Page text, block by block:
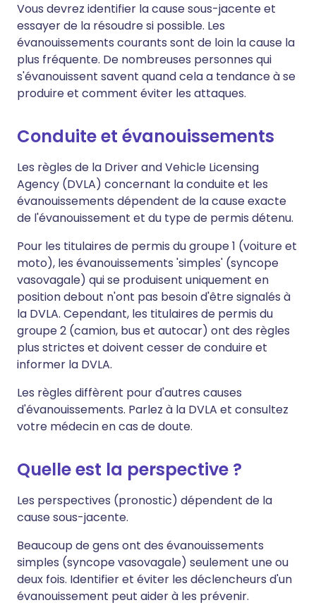
Vous devrez identifier la cause sous-jacente et
essayer de la résoudre si possible. Les
évanouissements courants sont de loin la cause la
plus fréquente. De nombreuses personnes qui
s'évanouissent savent quand cela a tendance à se
produire et comment éviter les attaques.
Conduite et évanouissements
Les règles de la Driver and Vehicle Licensing
Agency (DVLA) concernant la conduite et les
évanouissements dépendent de la cause exacte
de l'évanouissement et du type de permis détenu.
Pour les titulaires de permis du groupe 1 (voiture et
moto), les évanouissements 'simples' (syncope
vasovagale) qui se produisent uniquement en
position debout n'ont pas besoin d'être signalés à
la DVLA. Cependant, les titulaires de permis du
groupe 2 (camion, bus et autocar) ont des règles
plus strictes et doivent cesser de conduire et
informer la DVLA.
Les règles diffèrent pour d'autres causes
d'évanouissements. Parlez à la DVLA et consultez
votre médecin en cas de doute.
Quelle est la perspective ?
Les perspectives (pronostic) dépendent de la
cause sous-jacente.
Beaucoup de gens ont des évanouissements
simples (syncope vasovagale) seulement une ou
deux fois. Identifier et éviter les déclencheurs d'un
évanouissement peut aider à les prévenir.